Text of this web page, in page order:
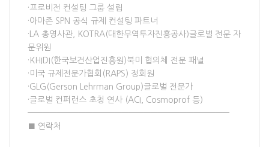
·프로비전 컨설팅 그룹 설립
·아마존 SPN 공식 규제 컨설팅 파트너
·LA 총영사관, KOTRA(대한무역투자진흥공사)글로벌 전문 자
문위원
·KHIDI(한국보건산업진흥원)북미 협의체 전문 패널
·미국 규제전문가협회(RAPS) 정회원
·GLG(Gerson Lehrman Group)글로벌 전문가
·글로벌 컨퍼런스 초청 연사 (ACI, Cosmoprof 등)
————————————————————————————
■ 연락처